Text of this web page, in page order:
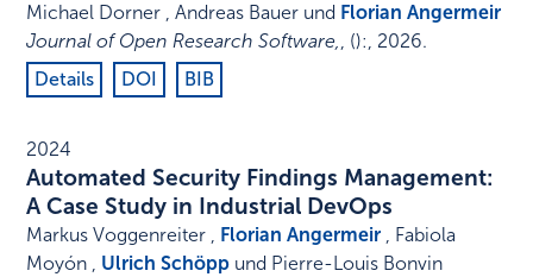
Michael Dorner , Andreas Bauer und Florian Angermeir
Journal of Open Research Software,, ():, 2026.
Details
DOI BIB
2024
Automated Security Findings Management:
A Case Study in Industrial DevOps
Markus Voggenreiter , Florian Angermeir , Fabiola
Moyón , Ulrich Schöpp und Pierre-Louis Bonvin